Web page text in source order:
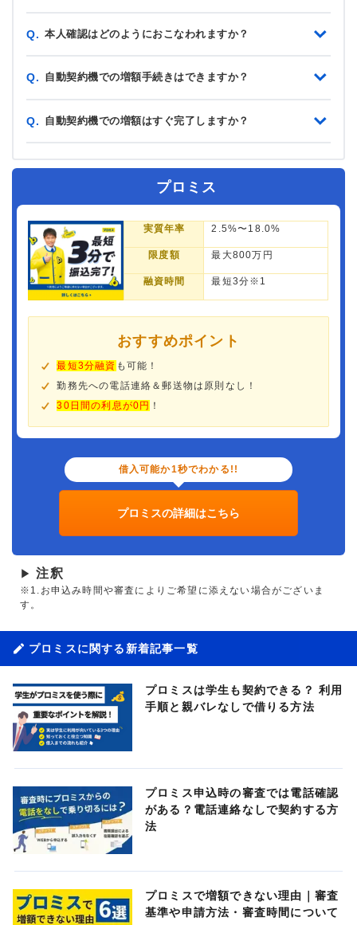
Q. 本人確認はどのようにおこなわれますか？
Q. 自動契約機での増額手続きはできますか？
Q. 自動契約機での増額はすぐ完了しますか？
プロミス
実質年率 2.5%〜18.0%
限度額 最大800万円
融資時間 最短3分※1
おすすめポイント
最短3分融資 も可能！
勤務先への電話連絡＆郵送物は原則なし！
30日間の利息が0円 ！
借入可能か1秒でわかる!!
プロミスの詳細はこちら
▶ 注釈
※1.お申込み時間や審査によりご希望に添えない場合がございま
す。
プロミスに関する新着記事一覧
プロミスは学生も契約できる？ 利用
手順と親バレなしで借りる方法
プロミス申込時の審査では電話確認
がある？電話連絡なしで契約する方
法
プロミスで増額できない理由｜審査
基準や申請方法・審査時間について